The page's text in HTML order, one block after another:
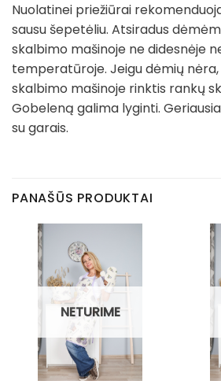
Nuolatinei priežiūrai
sausu šepetėliu. Atsiradus
skalbimo mašinoje ne didesnėje
temperatūroje. Jeigu dėmių
skalbimo mašinoje rinktis rankų
Gobeleną galima lyginti.
su garais.
PANAŠŪS PRODUKTAI
NETURIME